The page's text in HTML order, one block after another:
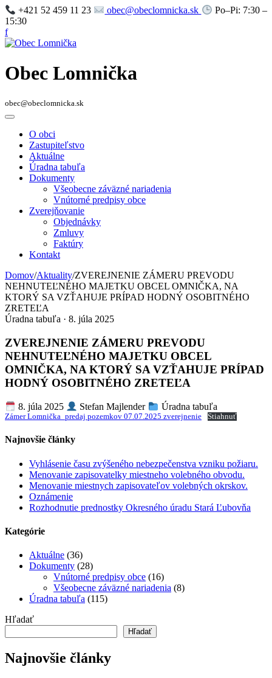
+421 52 459 11 23 obec@obeclomnicka.sk
Po–Pi: 7:30 –
15:30
f
Obec Lomnička
obec@obeclomnicka.sk
O obci
Zastupiteľstvo
Aktuálne
Úradna tabuľa
Dokumenty
Všeobecne záväzné nariadenia
Vnútorné predpisy obce
Zverejňovanie
Objednávky
Zmluvy
Faktúry
Kontakt
Domov/Aktuality/ZVEREJNENIE ZÁMERU PREVODU
NEHNUTEĽNÉHO MAJETKU OBCEL OMNIČKA, NA
KTORÝ SA VZŤAHUJE PRÍPAD HODNÝ OSOBITNÉHO
ZRETEĽA
Úradna tabuľa · 8. júla 2025
ZVEREJNENIE ZÁMERU PREVODU
NEHNUTEĽNÉHO MAJETKU OBCEL
OMNIČKA, NA KTORÝ SA VZŤAHUJE PRÍPAD
HODNÝ OSOBITNÉHO ZRETEĽA
8. júla 2025 Stefan Majlender Úradna tabuľa
Zámer Lomnička_predaj pozemkov 07.07.2025 zverejnenie Stiahnuť
Najnovšie články
Vyhlásenie času zvýšeného nebezpečenstva vzniku požiaru.
Menovanie zapisovatelky miestneho volebného obvodu.
Menovanie miestnych zapisovateľov volebných okrskov.
Oznámenie
Rozhodnutie prednostky Okresného úradu Stará Ľubovňa
Kategórie
Aktuálne (36)
Dokumenty (28)
Vnútorné predpisy obce (16)
Všeobecne záväzné nariadenia (8)
Úradna tabuľa (115)
Hľadať
Hľadať
Najnovšie články